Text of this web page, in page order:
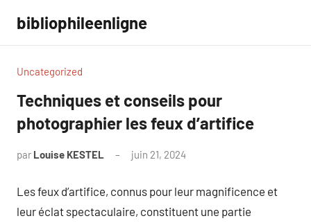
contenu
bibliophileenligne
Uncategorized
Techniques et conseils pour
photographier les feux d’artifice
par Louise KESTEL juin 21, 2024
Les feux d’artifice, connus pour leur magnificence et
leur éclat spectaculaire, constituent une partie